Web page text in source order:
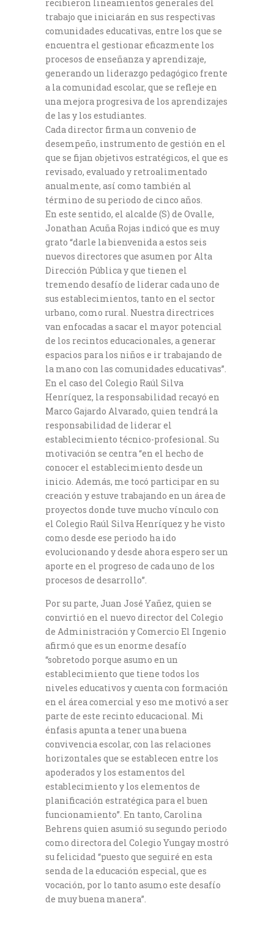
recibieron lineamientos generales del
trabajo que iniciarán en sus respectivas
comunidades educativas, entre los que se
encuentra el gestionar eficazmente los
procesos de enseñanza y aprendizaje,
generando un liderazgo pedagógico frente
a la comunidad escolar, que se refleje en
una mejora progresiva de los aprendizajes
de las y los estudiantes.
Cada director firma un convenio de
desempeño, instrumento de gestión en el
que se fijan objetivos estratégicos, el que es
revisado, evaluado y retroalimentado
anualmente, así como también al
término de su periodo de cinco años.
En este sentido, el alcalde (S) de Ovalle,
Jonathan Acuña Rojas indicó que es muy
grato “darle la bienvenida a estos seis
nuevos directores que asumen por Alta
Dirección Pública y que tienen el
tremendo desafío de liderar cada uno de
sus establecimientos, tanto en el sector
urbano, como rural. Nuestra directrices
van enfocadas a sacar el mayor potencial
de los recintos educacionales, a generar
espacios para los niños e ir trabajando de
la mano con las comunidades educativas”.
En el caso del Colegio Raúl Silva
Henríquez, la responsabilidad recayó en
Marco Gajardo Alvarado, quien tendrá la
responsabilidad de liderar el
establecimiento técnico-profesional. Su
motivación se centra “en el hecho de
conocer el establecimiento desde un
inicio. Además, me tocó participar en su
creación y estuve trabajando en un área de
proyectos donde tuve mucho vínculo con
el Colegio Raúl Silva Henríquez y he visto
como desde ese periodo ha ido
evolucionando y desde ahora espero ser un
aporte en el progreso de cada uno de los
procesos de desarrollo”.
Por su parte, Juan José Yañez, quien se
convirtió en el nuevo director del Colegio
de Administración y Comercio El Ingenio
afirmó que es un enorme desafío
“sobretodo porque asumo en un
establecimiento que tiene todos los
niveles educativos y cuenta con formación
en el área comercial y eso me motivó a ser
parte de este recinto educacional. Mi
énfasis apunta a tener una buena
convivencia escolar, con las relaciones
horizontales que se establecen entre los
apoderados y los estamentos del
establecimiento y los elementos de
planificación estratégica para el buen
funcionamiento”. En tanto, Carolina
Behrens quien asumió su segundo periodo
como directora del Colegio Yungay mostró
su felicidad “puesto que seguiré en esta
senda de la educación especial, que es
vocación, por lo tanto asumo este desafío
de muy buena manera”.